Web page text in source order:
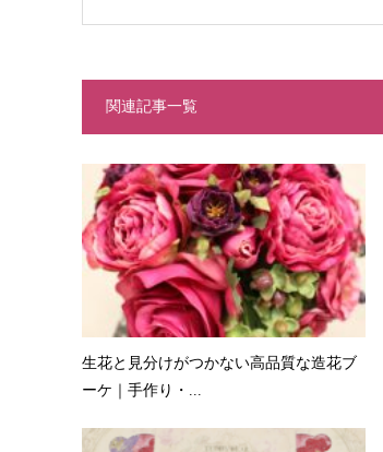
関連記事一覧
生花と見分けがつかない高品質な造花ブ
ーケ｜手作り・...